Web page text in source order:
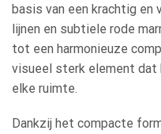
basis van een krachtig en
lijnen en subtiele rode
tot een harmonieuze
visueel sterk element dat
elke ruimte.
Dankzij het compacte